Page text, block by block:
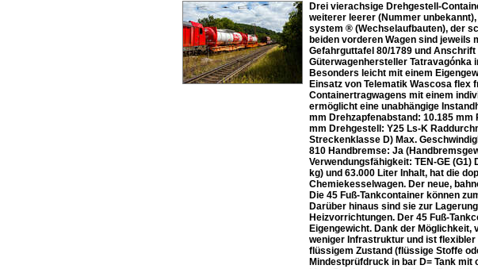
Drei vierachsige Drehgestell-
weiterer leerer (Nummer
system ® (Wechselaufbauten), der
beiden vorderen Wagen sind jeweils
Gefahrguttafel 80/1789 und
Güterwagenhersteller Tatravagónka
Besonders leicht mit einem
Einsatz von Telematik Wascosa
Containertragwagens mit einem
ermöglicht eine unabhängige
mm Drehzapfenabstand: 10.185 mm
mm Drehgestell: Y25 Ls-K
Streckenklasse D) Max.
810 Handbremse: Ja
Verwendungsfähigkeit: TEN-GE
kg) und 63.000 Liter Inhalt, hat die
Chemiekesselwagen. Der neue,
Die 45 Fuß-Tankcontainer können
Darüber hinaus sind sie zur
Heizvorrichtungen. Der 45 Fuß-
Eigengewicht. Dank der Möglichkeit,
weniger Infrastruktur und ist flexibler
flüssigem Zustand (flüssige Stoffe
Mindestprüfdruck in bar D= Tank